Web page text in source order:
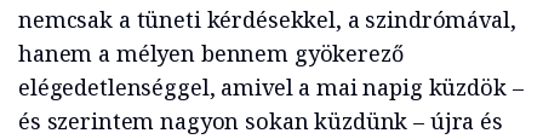
nemcsak a tüneti kérdésekkel, a szindrómával,
hanem a mélyen bennem gyökerező
elégedetlenséggel, amivel a mai napig küzdök –
és szerintem nagyon sokan küzdünk – újra és